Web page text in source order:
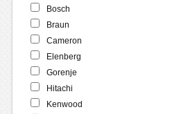
Bosch
Braun
Cameron
Elenberg
Gorenje
Hitachi
Kenwood